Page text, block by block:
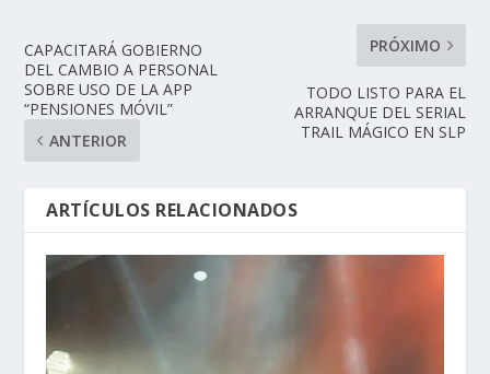
CAPACITARÁ GOBIERNO
DEL CAMBIO A PERSONAL
SOBRE USO DE LA APP
“PENSIONES MÓVIL”
ANTERIOR
PRÓXIMO
TODO LISTO PARA EL
ARRANQUE DEL SERIAL
TRAIL MÁGICO EN SLP
ARTÍCULOS RELACIONADOS